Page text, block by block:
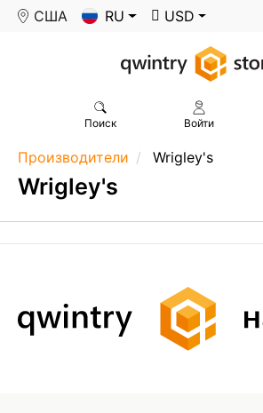
США RU USD
Поиск Войти
Производители Wrigley's
Wrigley's